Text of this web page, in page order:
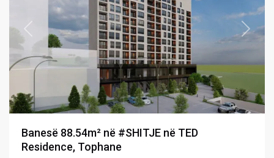
Previous Next
Banesë 88.54m² në #SHITJE në TED
Residence, Tophane